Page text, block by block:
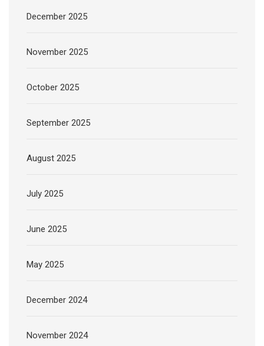
December 2025
November 2025
October 2025
September 2025
August 2025
July 2025
June 2025
May 2025
December 2024
November 2024